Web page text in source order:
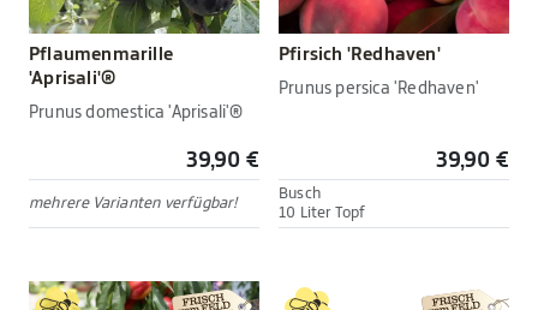
Pflaumenmarille
'Aprisali'®
Prunus domestica 'Aprisali'®
39,90 €
mehrere Varianten verfügbar!
Pfirsich 'Redhaven'
Prunus persica 'Redhaven'
39,90 €
Busch
10 Liter Topf